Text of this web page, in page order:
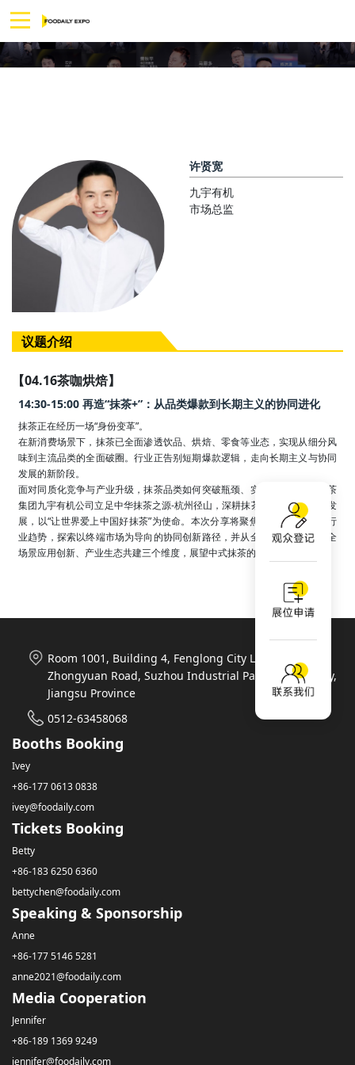
许贤宽
九宇有机
市场总监
议题介绍
【04.16茶咖烘焙】
14:30-15:00 再造“抹茶+”：从品类爆款到长期主义的协同进化
抹茶正在经历一场“身份变革”。
在新消费场景下，抹茶已全面渗透饮品、烘焙、零食等业态，实现从细分风
味到主流品类的全面破圈。行业正告别短期爆款逻辑，走向长期主义与协同
发展的新阶段。
面对同质化竞争与产业升级，抹茶品类如何突破瓶颈、实现价值跃迁？浙茶
集团九宇有机公司立足中华抹茶之源-杭州径山，深耕抹茶全产业链高质量发
展，以“让世界爱上中国好抹茶”为使命。本次分享将聚焦新消费下的抹茶行
业趋势，探索以终端市场为导向的协同创新路径，并从全链路品质标准、全
场景应用创新、产业生态共建三个维度，展望中式抹茶的未来。
Room 1001, Building 4, Fenglong City Life Plaza, 788
Zhongyuan Road, Suzhou Industrial Park, Suzhou City,
Jiangsu Province
0512-63458068
Booths Booking
Ivey
+86-177 0613 0838
ivey@foodaily.com
Tickets Booking
Betty
+86-183 6250 6360
bettychen@foodaily.com
Speaking & Sponsorship
Anne
+86-177 5146 5281
anne2021@foodaily.com
Media Cooperation
Jennifer
+86-189 1369 9249
jennifer@foodaily.com